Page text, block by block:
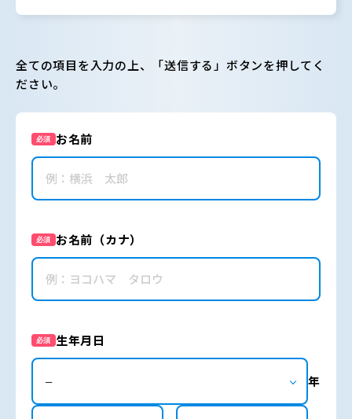
全ての項目を入力の上、「送信する」ボタンを押してく
ださい。
必須 お名前
必須 お名前（カナ）
必須 生年月日
年